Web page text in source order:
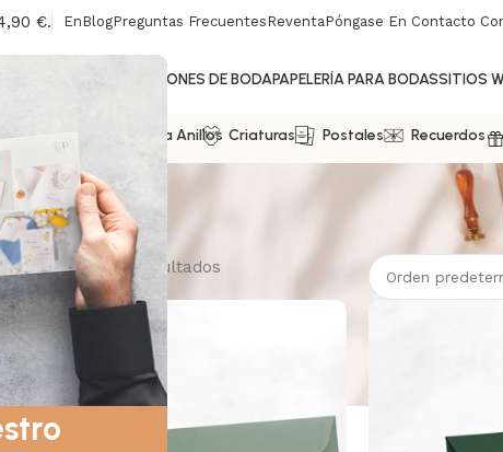
€. En BlogPreguntas Frecuentes ReventaPóngase En Contacto
INVITACIONES DE BODAPAPELERÍA PARA BODASSITIOS
De Honor Cajas Para Anillos Criaturas Postales Recuerdos
Mostrando los 13 resultados